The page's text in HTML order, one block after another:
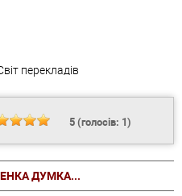
перекладів
5(голосів: 1)
ДУМКА...